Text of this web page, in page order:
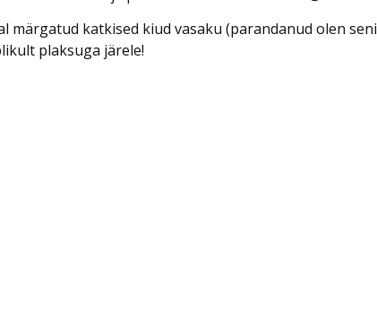
märgatud katkised kiud vasaku (parandanud olen seni
plaksuga järele!